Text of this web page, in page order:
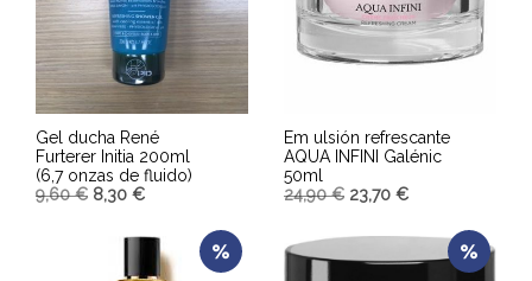
Gel ducha René
Furterer Initia 200ml
(6,7 onzas de fluido)
9,60€ 8,30 €
AÑADIR AL CARRITO
Em ulsión refrescante
AQUA INFINI Galénic
50ml
24,90€ 23,70 €
AÑADIR AL CARRITO